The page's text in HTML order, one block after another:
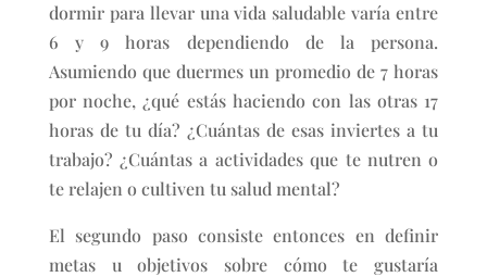
dormir para llevar una vida saludable varía entre
6 y 9 horas dependiendo de la persona.
Asumiendo que duermes un promedio de 7 horas
por noche, ¿qué estás haciendo con las otras 17
horas de tu día? ¿Cuántas de esas inviertes a tu
trabajo? ¿Cuántas a actividades que te nutren o
te relajen o cultiven tu salud mental?
El segundo paso consiste entonces en definir
metas u objetivos sobre cómo te gustaría